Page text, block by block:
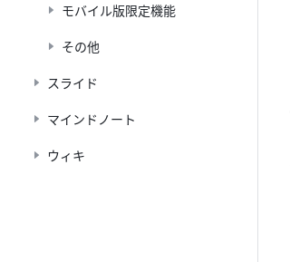
モバイル版限定機能
その他
スライド
マインドノート
ウィキ